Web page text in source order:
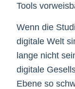
Tools
Wenn die
digitale Welt
lange nicht
digitale
Ebene so